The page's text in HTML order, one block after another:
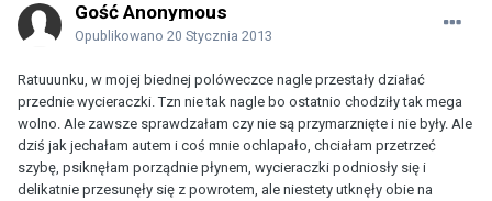
Gość Anonymous
Opublikowano 20 Stycznia 2013
Ratuuunku, w mojej biednej polóweczce nagle przestały działać
przednie wycieraczki. Tzn nie tak nagle bo ostatnio chodziły tak mega
wolno. Ale zawsze sprawdzałam czy nie są przymarznięte i nie były. Ale
dziś jak jechałam autem i coś mnie ochlapało, chciałam przetrzeć
szybę, psiknęłam porządnie płynem, wycieraczki podniosły się i
delikatnie przesunęły się z powrotem, ale niestety utknęły obie na